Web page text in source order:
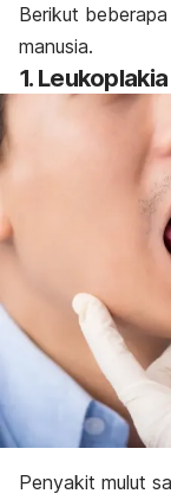
Berikut
manusia.
1. Leukoplakia
Penyakit mulut